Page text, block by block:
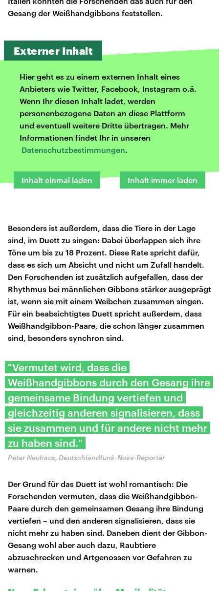
Gesang der Weißhandgibbons feststellen.
Externer Inhalt
Hier geht es zu einem externen Inhalt eines
Anbieters wie Twitter, Facebook, Instagram o.ä.
Wenn Ihr diesen Inhalt ladet, werden
personenbezogene Daten an diese Plattform
und eventuell weitere Dritte übertragen. Mehr
Informationen findet Ihr in unseren
Datenschutzbestimmungen.
Inhalt einmal laden Inhalt immer laden
Besonders ist außerdem, dass die Tiere in der Lage
sind, im Duett zu singen: Dabei überlappen sich ihre
Töne um bis zu 18 Prozent. Diese Rate spricht dafür,
dass es sich um Absicht und nicht um Zufall handelt.
Den Forschenden ist zusätzlich aufgefallen, dass der
Rhythmus bei männlichen Gibbons stärker ausgeprägt
ist, wenn sie mit einem Weibchen zusammen singen.
Für ein beabsichtigtes Duett spricht außerdem, dass
Weißhandgibbon-Paare, die schon länger zusammen
sind, besonders synchron sind.
"Vermutet wird, dass die
Weißhandgibbons durch den Gesang ihre
gemeinsame Bindung vertiefen und
gleichzeitig anderen signalisieren, dass
sie zusammen und für andere nicht mehr
zu haben sind."
Peter Neuhaus, Deutschlandfunk-Nova-Reporter
Der Grund für das Duett ist wohl romantisch: Die
Forschenden vermuten, dass die Weißhandgibbon-
Paare durch den gemeinsamen Gesang ihre Bindung
vertiefen – und den anderen signalisieren, dass sie
nicht mehr zu haben sind. Daneben dient der Gibbon-
Gesang wohl aber auch dazu, Raubtiere
abzuschrecken und Artgenossen vor Gefahren zu
warnen.